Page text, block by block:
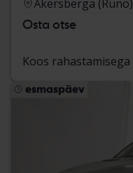
Åkersberga (Runö)
Osta otse
Koos rahastamisega
esmaspäev